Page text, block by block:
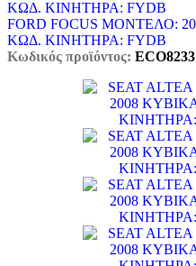
FORD FOCUS ΜΟΝΤΕΛΟ:
ΚΩΔ. ΚΙΝΗΤΗΡΑ: FYDB
Κωδικός προϊόντος: ECO8233